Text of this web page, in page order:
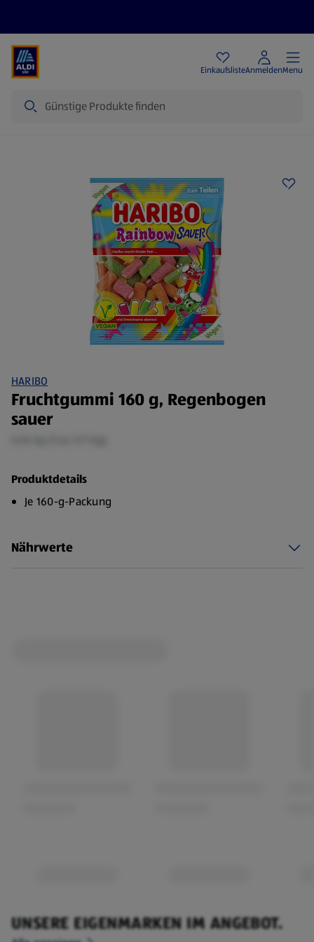
EinkaufslisteAnmeldenMenu
HARIBO
Fruchtgummi 160 g, Regenbogen
sauer
Produktdetails
Je 160-g-Packung
Nährwerte
UNSERE EIGENMARKEN IM ANGEBOT.